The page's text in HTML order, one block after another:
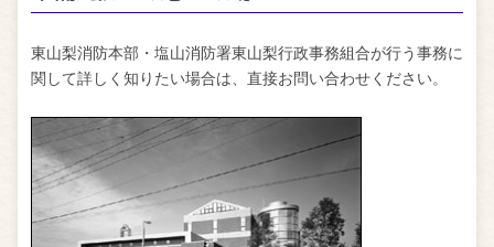
東山梨消防本部・塩山消防署東山梨行政事務組合が行う事務に
関して詳しく知りたい場合は、直接お問い合わせください。